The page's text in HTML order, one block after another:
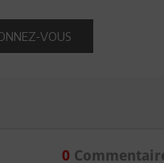
VOUS
0